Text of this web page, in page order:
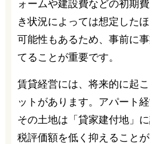
ォームや建設費などの初期
き状況によっては想定した
可能性もあるため、事前に
てることが重要です。
賃貸経営には、将来的に起
ットがあります。アパート
その土地は「貸家建付地」
税評価額を低く抑えること